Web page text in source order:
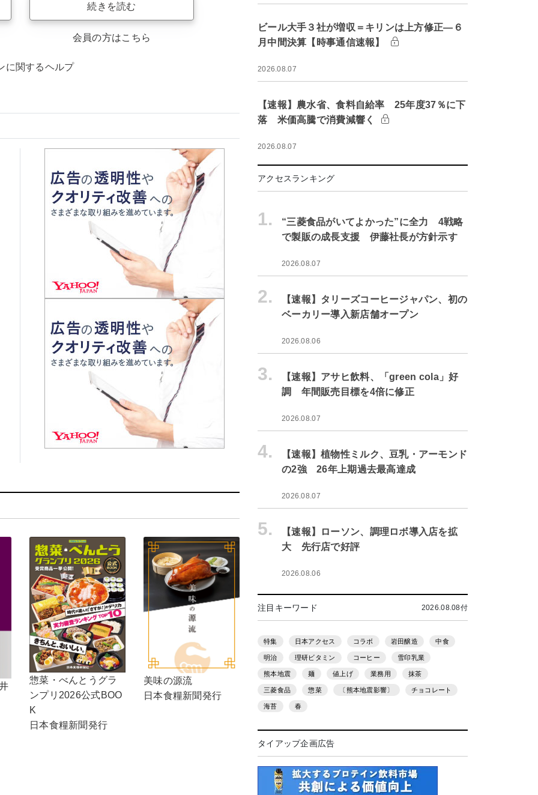
続きを読む
会員の方はこちら
に関するヘルプ
惣菜・べんとうグラ
ンプリ2026公式BOO
K
日本食糧新聞発行
美味の源流
日本食糧新聞発行
ビール大手３社が増収＝キリンは上方修正―６
月中間決算【時事通信速報】
2026.08.07
【速報】農水省、食料自給率 25年度37％に下
落 米価高騰で消費減響く
2026.08.07
アクセスランキング
1.
“三菱食品がいてよかった”に全力 4戦略
で製販の成長支援 伊藤社長が方針示す
2026.08.07
2.
【速報】タリーズコーヒージャパン、初の
ベーカリー導入新店舗オープン
2026.08.06
3.
【速報】アサヒ飲料、「green cola」好
調 年間販売目標を4倍に修正
2026.08.07
4.
【速報】植物性ミルク、豆乳・アーモンド
の2強 26年上期過去最高達成
2026.08.07
5.
【速報】ローソン、調理ロボ導入店を拡
大 先行店で好評
2026.08.06
注目キーワード 2026.08.08付
特集 日本アクセス コラボ 岩田醸造 中食
明治 理研ビタミン コーヒー 雪印乳業
熊本地震 麺 値上げ 業務用 抹茶
三菱食品 惣菜 〔熊本地震影響〕 チョコレート
海苔 春
タイアップ企画広告